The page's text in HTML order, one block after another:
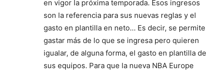
en vigor la próxima temporada. Esos ingresos
son la referencia para sus nuevas reglas y el
gasto en plantilla en neto… Es decir, se permite
gastar más de lo que se ingresa pero quieren
igualar, de alguna forma, el gasto en plantilla de
sus equipos. Para que la nueva NBA Europe